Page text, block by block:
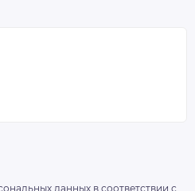
данных в соответствии с